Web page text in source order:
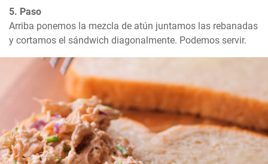
5. Paso
Arriba ponemos la mezcla de atún juntamos las rebanadas
y cortamos el sándwich diagonalmente. Podemos servir.